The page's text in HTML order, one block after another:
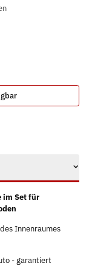
im Set für
Innenraumes
- garantiert